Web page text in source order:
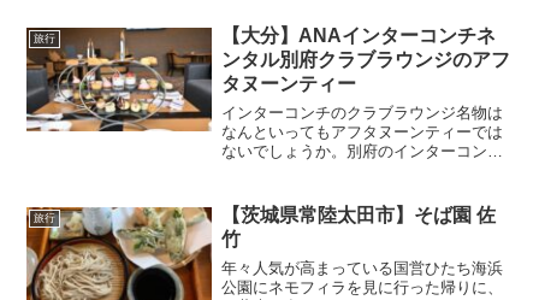
旅行
【大分】ANAインターコンチネ
ンタル別府クラブラウンジのアフ
タヌーンティー
インターコンチのクラブラウンジ名物は
なんといってもアフタヌーンティーでは
ないでしょうか。別府のインターコンチ
ビアですので、事前に確認しゆとりを持
った時間にチェックインを...
旅行
【茨城県常陸太田市】そば園 佐
竹
年々人気が高まっている国営ひたち海浜
公園にネモフィラを見に行った帰りに、